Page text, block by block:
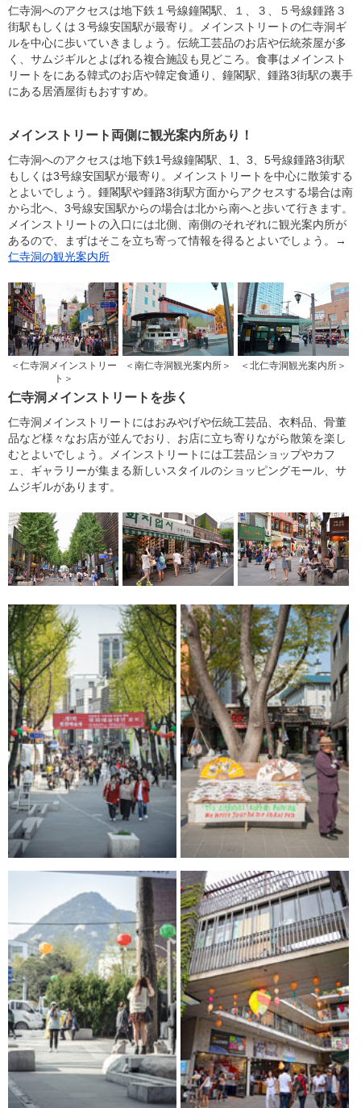
仁寺洞へのアクセスは地下鉄１号線鐘閣駅、１、３、５号線鍾路３
街駅もしくは３号線安国駅が最寄り。メインストリートの仁寺洞ギ
ルを中心に歩いていきましょう。伝統工芸品のお店や伝統茶屋が多
く、サムジギルとよばれる複合施設も見どころ。食事はメインスト
リートをにある韓式のお店や韓定食通り、鐘閣駅、鍾路3街駅の裏手
にある居酒屋街もおすすめ。
メインストリート両側に観光案内所あり！
仁寺洞へのアクセスは地下鉄1号線鐘閣駅、1、3、5号線鍾路3街駅
もしくは3号線安国駅が最寄り。メインストリートを中心に散策する
とよいでしょう。鍾閣駅や鍾路3街駅方面からアクセスする場合は南
から北へ、3号線安国駅からの場合は北から南へと歩いて行きます。
メインストリートの入口には北側、南側のそれぞれに観光案内所が
あるので、まずはそこを立ち寄って情報を得るとよいでしょう。→
仁寺洞の観光案内所
＜仁寺洞メインストリー
ト＞
＜南仁寺洞観光案内所＞ ＜北仁寺洞観光案内所＞
仁寺洞メインストリートを歩く
仁寺洞メインストリートにはおみやげや伝統工芸品、衣料品、骨董
品など様々なお店が並んでおり、お店に立ち寄りながら散策を楽し
むとよいでしょう。メインストリートには工芸品ショップやカフ
ェ、ギャラリーが集まる新しいスタイルのショッピングモール、サ
ムジギルがあります。